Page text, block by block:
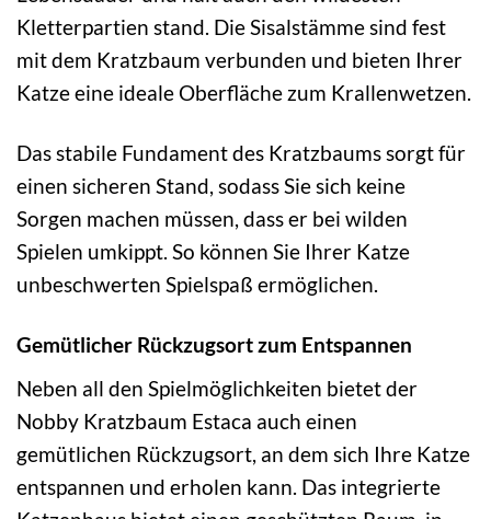
Kletterpartien stand. Die Sisalstämme sind fest
mit dem Kratzbaum verbunden und bieten Ihrer
Katze eine ideale Oberfläche zum Krallenwetzen.
Das stabile Fundament des Kratzbaums sorgt für
einen sicheren Stand, sodass Sie sich keine
Sorgen machen müssen, dass er bei wilden
Spielen umkippt. So können Sie Ihrer Katze
unbeschwerten Spielspaß ermöglichen.
Gemütlicher Rückzugsort zum Entspannen
Neben all den Spielmöglichkeiten bietet der
Nobby Kratzbaum Estaca auch einen
gemütlichen Rückzugsort, an dem sich Ihre Katze
entspannen und erholen kann. Das integrierte